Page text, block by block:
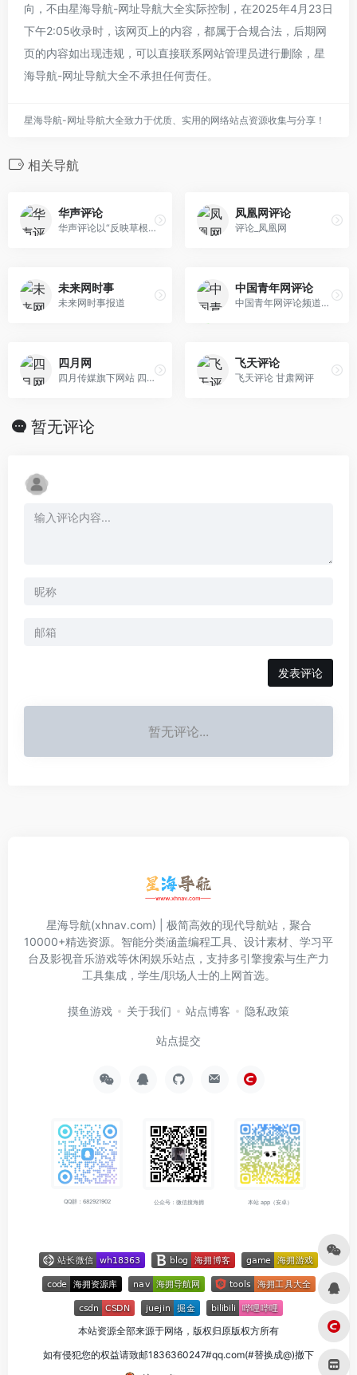
向，不由星海导航-网址导航大全实际控制，在2025年4月23日
下午2:05收录时，该网页上的内容，都属于合规合法，后期网
页的内容如出现违规，可以直接联系网站管理员进行删除，星
海导航-网址导航大全不承担任何责任。
星海导航-网址导航大全致力于优质、实用的网络站点资源收集与分享！
相关导航
华声评论
华声评论以“反映草根声音”为宗旨，以“理性、多元”为编辑原则，力图为天下华人提供一个立言立行和针砭时弊的舆论平台。内容上，华声评论紧跟网络热点，强调观点的求异、逆向、建设性；形式上，华声评论不拘一格选文章；语言上，华声评论追求文字的贴近性、通俗性及网络感，力求真实反应网络草根言论和舆论动向。
凤凰网评论
评论_凤凰网
未来网时事
未来网时事报道
中国青年网评论
中国青年网评论频道，以青年的眼光观察世界，以世界的眼光观察青年，是青年观点的汇聚地，是青年意见的发声台。频道旨在培养具有独立思考精神和强烈社会责任感的青年，为广大青年群体提供一个发声、发光、发展的平台，用思想推动中国梦。
四月网
四月传媒旗下网站 四月网（M4.CN）秉承“青年视角 中国认同 思想争鸣 全球关怀”的理念，致力于汇聚并培养有理想、有理性、有国际视野、有家国情怀的青 年精英，承继往圣绝学，传播中华文化、推动思想争鸣、塑造社会精神、报效民族中兴。作为华语圈最具影响力的青年思想门户，四月网将塑造一批批不断自我超越和推动社会进步的青年精 英。
飞天评论
飞天评论 甘肃网评
暂无评论
发表评论
暂无评论...
星海导航(xhnav.com) | 极简高效的现代导航站，聚合
10000+精选资源。智能分类涵盖编程工具、设计素材、学习平
台及影视音乐游戏等休闲娱乐站点，支持多引擎搜索与生产力
工具集成，学生/职场人士的上网首选。
摸鱼游戏 关于我们 站点博客 隐私政策
站点提交
QQ群：682921902 公众号：微信搜海拥 本站 app（安卓）
本站资源全部来源于网络，版权归原版权方所有
如有侵犯您的权益请致邮1836360247#qq.com(#替换成@)撤下